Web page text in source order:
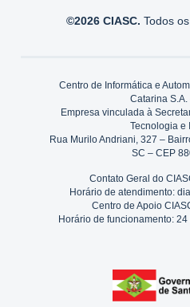
©2026 CIASC. Todos
Centro de Informática e
Catarina S.A.
Empresa vinculada à
Tecnologia e
Rua Murilo Andriani, 327 –
SC – CEP
Contato Geral do
Horário de atendimento:
Centro de Apoio
Horário de funcionamento: